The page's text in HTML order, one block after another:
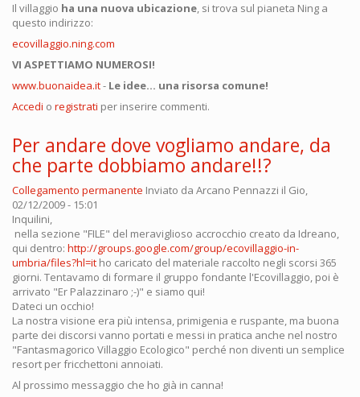
Il villaggio ha una nuova ubicazione, si trova sul pianeta Ning a
questo indirizzo:
ecovillaggio.ning.com
VI ASPETTIAMO NUMEROSI!
www.buonaidea.it- Le idee... una risorsa comune!
Accedi o registrati per inserire commenti.
Per andare dove vogliamo andare, da
che parte dobbiamo andare!!?
Collegamento permanente Inviato da Arcano Pennazzi il Gio,
02/12/2009 - 15:01
Inquilini,
nella sezione "FILE" del meraviglioso accrocchio creato da Idreano,
qui dentro: http://groups.google.com/group/ecovillaggio-in-
umbria/files?hl=it ho caricato del materiale raccolto negli scorsi 365
giorni. Tentavamo di formare il gruppo fondante l'Ecovillaggio, poi è
arrivato "Er Palazzinaro ;-)" e siamo qui!
Dateci un occhio!
La nostra visione era più intensa, primigenia e ruspante, ma buona
parte dei discorsi vanno portati e messi in pratica anche nel nostro
"Fantasmagorico Villaggio Ecologico" perché non diventi un semplice
resort per fricchettoni annoiati.
Al prossimo messaggio che ho già in canna!